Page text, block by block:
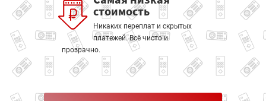
стоимость
Никаких переплат и скрытых
платежей. Всё чисто и
прозрачно.